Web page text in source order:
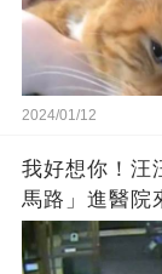
2024/01/12
我好想你！
馬路」進醫院